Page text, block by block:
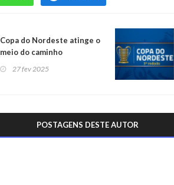
Copa do Nordeste atinge o
meio do caminho
27 fev 2025
POSTAGENS DESTE AUTOR